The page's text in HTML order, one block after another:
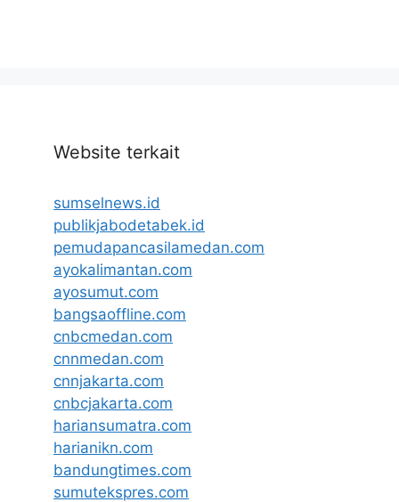
Website terkait
sumselnews.id
publikjabodetabek.id
pemudapancasilamedan.com
ayokalimantan.com
ayosumut.com
bangsaoffline.com
cnbcmedan.com
cnnmedan.com
cnnjakarta.com
cnbcjakarta.com
hariansumatra.com
harianikn.com
bandungtimes.com
sumutekspres.com